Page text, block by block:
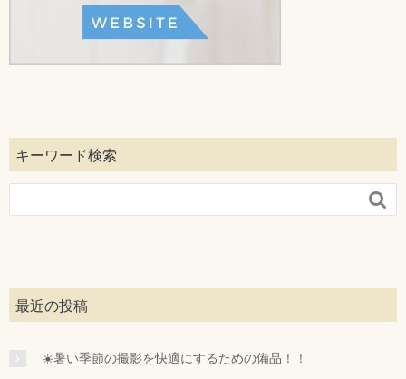
キーワード検索

最近の投稿
☀️暑い季節の撮影を快適にするための備品！！